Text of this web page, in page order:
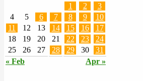
« Feb Apr »
1 2
3
4
5 6 7 8 9
10
11
12 13 14 15 16
17
18
19 20 21 22 23
24
25
26 27 28 29 30 31